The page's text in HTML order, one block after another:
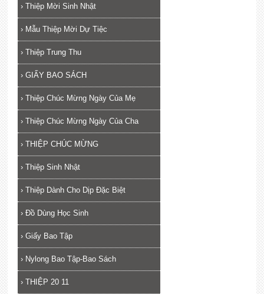
› Thiệp Mời Sinh Nhật
› Mẫu Thiệp Mời Dự Tiệc
› Thiệp Trung Thu
› GIẤY BAO SÁCH
› Thiệp Chúc Mừng Ngày Của Mẹ
› Thiệp Chúc Mừng Ngày Của Cha
› THIỆP CHÚC MỪNG
› Thiệp Sinh Nhật
› Thiệp Dành Cho Dịp Đặc Biệt
› Đồ Dùng Học Sinh
› Giấy Bao Tập
› Nylong Bao Tập-Bao Sách
› THIỆP 20 11